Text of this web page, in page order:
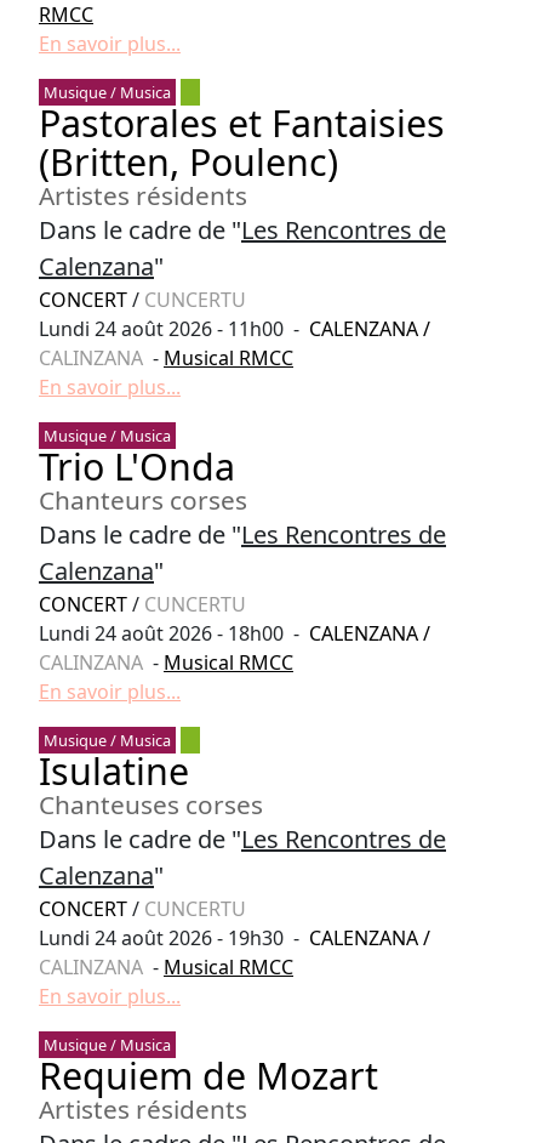
RMCC
En savoir plus...
Musique / Musica
Pastorales et Fantaisies
(Britten, Poulenc)
Artistes résidents
Dans le cadre de "Les Rencontres de
Calenzana"
CONCERT/ CUNCERTU
Lundi 24 août 2026 - 11h00 - CALENZANA/
CALINZANA - Musical RMCC
En savoir plus...
Musique / Musica
Trio L'Onda
Chanteurs corses
Dans le cadre de "Les Rencontres de
Calenzana"
CONCERT/ CUNCERTU
Lundi 24 août 2026 - 18h00 - CALENZANA/
CALINZANA - Musical RMCC
En savoir plus...
Musique / Musica
Isulatine
Chanteuses corses
Dans le cadre de "Les Rencontres de
Calenzana"
CONCERT/ CUNCERTU
Lundi 24 août 2026 - 19h30 - CALENZANA/
CALINZANA - Musical RMCC
En savoir plus...
Musique / Musica
Requiem de Mozart
Artistes résidents